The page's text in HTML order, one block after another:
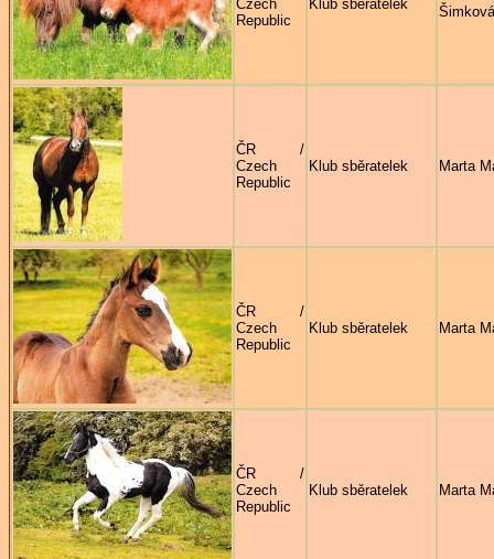
Czech
Republic
Klub sběratelek
Šimková
ČR /
Czech
Republic
Klub sběratelek Marta
ČR /
Czech
Republic
Klub sběratelek Marta
ČR /
Czech
Republic
Klub sběratelek Marta